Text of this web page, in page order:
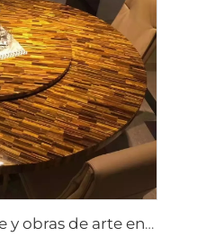
Muebles de ojo de tigre y obras de arte en piedra